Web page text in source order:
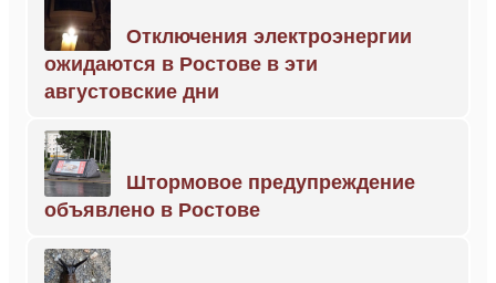
Отключения электроэнергии
ожидаются в Ростове в эти
августовские дни
Штормовое предупреждение
объявлено в Ростове